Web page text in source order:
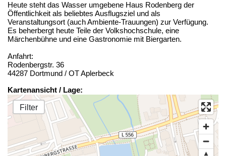
Heute steht das Wasser umgebene Haus Rodenberg der
Öffentlichkeit als beliebtes Ausflugsziel und als
Veranstaltungsort (auch Ambiente-Trauungen) zur Verfügung.
Es beherbergt heute Teile der Volkshochschule, eine
Märchenbühne und eine Gastronomie mit Biergarten.
Anfahrt:
Rodenbergstr. 36
44287 Dortmund / OT Aplerbeck
Kartenansicht / Lage:
Filter